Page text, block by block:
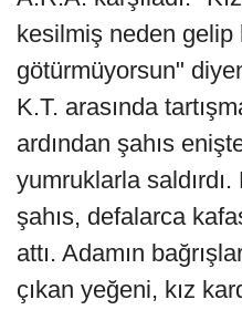
kesilmiş neden gelip
götürmüyorsun"
K.T. arasında
ardından şahıs
yumruklarla
şahıs, defalarca
attı. Adamın
çıkan yeğeni, kız